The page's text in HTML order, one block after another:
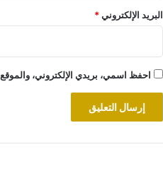
البريد الإلكتروني*
احفظ اسمي، بريدي الإلكتروني،